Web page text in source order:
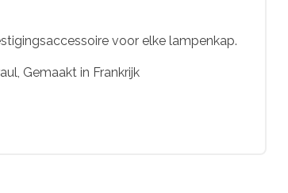
voor elke lampenkap.
Gemaakt in Frankrijk